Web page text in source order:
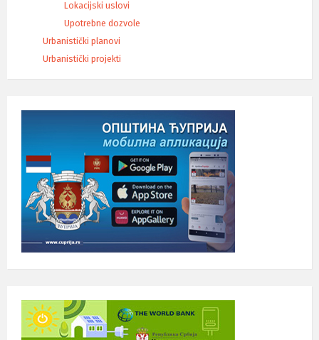
Lokacijski uslovi
Upotrebne dozvole
Urbanistički planovi
Urbanistički projekti